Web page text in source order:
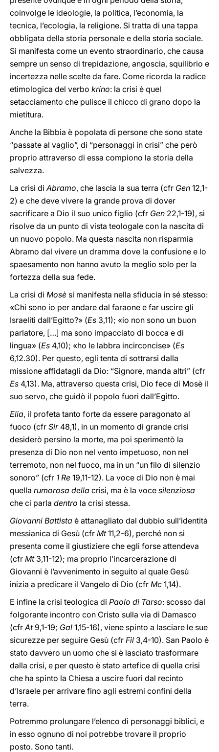
coinvolge le ideologie, la politica, l’economia, la
tecnica, l’ecologia, la religione. Si tratta di una tappa
obbligata della storia personale e della storia sociale.
Si manifesta come un evento straordinario, che causa
sempre un senso di trepidazione, angoscia, squilibrio e
incertezza nelle scelte da fare. Come ricorda la radice
etimologica del verbo krino: la crisi è quel
setacciamento che pulisce il chicco di grano dopo la
mietitura.
Anche la Bibbia è popolata di persone che sono state
“passate al vaglio”, di “personaggi in crisi” che però
proprio attraverso di essa compiono la storia della
salvezza.
La crisi diAbramo, che lascia la sua terra (cfr Gen 12,1-
2) e che deve vivere la grande prova di dover
sacrificare a Dio il suo unico figlio (cfr Gen 22,1-19), si
risolve da un punto di vista teologale con la nascita di
un nuovo popolo. Ma questa nascita non risparmia
Abramo dal vivere un dramma dove la confusione e lo
spaesamento non hanno avuto la meglio solo per la
fortezza della sua fede.
La crisi di Mosè si manifesta nella sfiducia in sé stesso:
«Chi sono io per andare dal faraone e far uscire gli
Israeliti dall’Egitto?» (Es 3,11); «io non sono un buon
parlatore, […] ma sono impacciato di bocca e di
lingua» (Es 4,10); «ho le labbra incirconcise» (Es
6,12.30). Per questo, egli tenta di sottrarsi dalla
missione affidatagli da Dio: “Signore, manda altri” (cfr
Es 4,13). Ma, attraverso questa crisi, Dio fece di Mosè il
suo servo, che guidò il popolo fuori dall’Egitto.
Elia, il profeta tanto forte da essere paragonato al
fuoco (cfr Sir48,1), in un momento di grande crisi
desiderò persino la morte, ma poi sperimentò la
presenza di Dio non nel vento impetuoso, non nel
terremoto, non nel fuoco, ma in un “un filo di silenzio
sonoro” (cfr 1 Re 19,11-12). La voce di Dio non è mai
quella rumorosa della crisi, ma è la voce silenziosa
che ci parla dentro la crisi stessa.
Giovanni Battista è attanagliato dal dubbio sull’identità
messianica di Gesù (cfr Mt11,2-6), perché non si
presenta come il giustiziere che egli forse attendeva
(cfr Mt3,11-12); ma proprio l’incarcerazione di
Giovanni è l’avvenimento in seguito al quale Gesù
inizia a predicare il Vangelo di Dio (cfr Mc 1,14).
E infine la crisi teologica di Paolo di Tarso: scosso dal
folgorante incontro con Cristo sulla via di Damasco
(cfrAt9,1-19; Gal 1,15-16), viene spinto a lasciare le sue
sicurezze per seguire Gesù (cfr Fil 3,4-10). San Paolo è
stato davvero un uomo che si è lasciato trasformare
dalla crisi, e per questo è stato artefice di quella crisi
che ha spinto la Chiesa a uscire fuori dal recinto
d’Israele per arrivare fino agli estremi confini della
terra.
Potremmo prolungare l’elenco di personaggi biblici, e
in esso ognuno di noi potrebbe trovare il proprio
posto. Sono tanti.